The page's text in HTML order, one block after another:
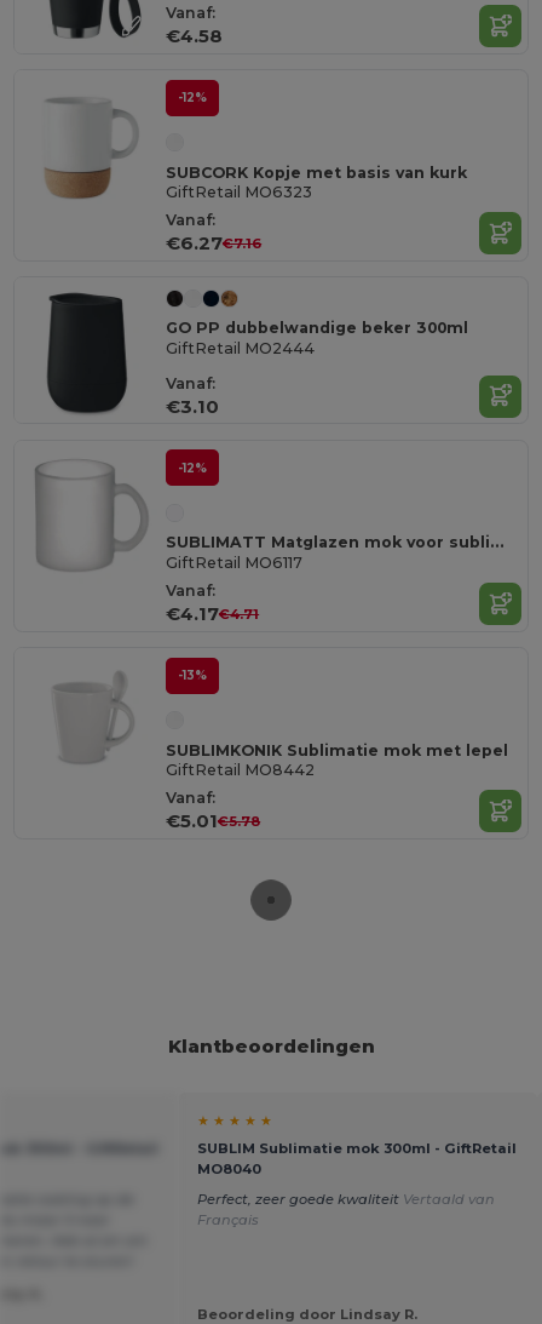
Vanaf:
€4.58
-12%
SUBCORK Kopje met basis van kurk
GiftRetail MO6323
Vanaf:
€6.27€7.16
GO PP dubbelwandige beker 300ml
GiftRetail MO2444
Vanaf:
€3.10
-12%
SUBLIMATT Matglazen mok voor sublimatie
GiftRetail MO6117
Vanaf:
€4.17€4.71
-13%
SUBLIMKONIK Sublimatie mok met lepel
GiftRetail MO8442
Vanaf:
€5.01€5.78
Klantbeoordelingen
★ ★ ★ ★ ★
SUBLIM Sublimatie mok 300ml - GiftRetail
MO8040
Perfect, zeer goede kwaliteit Vertaald van
Français
Beoordeling door Lindsay R.